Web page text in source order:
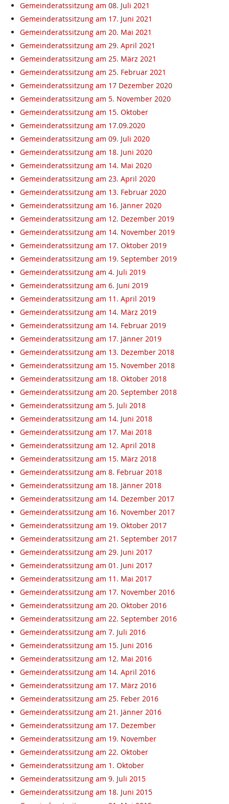
Gemeinderatssitzung am 08. Juli 2021
Gemeinderatssitzung am 17. Juni 2021
Gemeinderatssitzung am 20. Mai 2021
Gemeinderatssitzung am 29. April 2021
Gemeinderatssitzung am 25. März 2021
Gemeinderatssitzung am 25. Februar 2021
Gemeinderatssitzung am 17 Dezember 2020
Gemeinderatssitzung am 5. November 2020
Gemeinderatssitzung am 15. Oktober
Gemeinderatssitzung am 17.09.2020
Gemeinderatssitzung am 09. Juli 2020
Gemeinderatssitzung am 18. Juni 2020
Gemeinderatssitzung am 14. Mai 2020
Gemeinderatssitzung am 23. April 2020
Gemeinderatssitzung am 13. Februar 2020
Gemeinderatssitzung am 16. Jänner 2020
Gemeinderatssitzung am 12. Dezember 2019
Gemeinderatssitzung am 14. November 2019
Gemeinderatssitzung am 17. Oktober 2019
Gemeinderatssitzung am 19. September 2019
Gemeinderatssitzung am 4. Juli 2019
Gemeinderatssitzung am 6. Juni 2019
Gemeinderatssitzung am 11. April 2019
Gemeinderatssitzung am 14. März 2019
Gemeinderatssitzung am 14. Februar 2019
Gemeinderatssitzung am 17. Jänner 2019
Gemeinderatssitzung am 13. Dezember 2018
Gemeinderatssitzung am 15. November 2018
Gemeinderatssitzung am 18. Oktober 2018
Gemeinderatssitzung am 20. September 2018
Gemeinderatssitzung am 5. Juli 2018
Gemeinderatssitzung am 14. Juni 2018
Gemeinderatssitzung am 17. Mai 2018
Gemeinderatssitzung am 12. April 2018
Gemeinderatssitzung am 15. März 2018
Gemeinderatssitzung am 8. Februar 2018
Gemeinderatssitzung am 18. Jänner 2018
Gemeinderatssitzung am 14. Dezember 2017
Gemeinderatssitzung am 16. November 2017
Gemeinderatssitzung am 19. Oktober 2017
Gemeinderatssitzung am 21. September 2017
Gemeinderatssitzung am 29. Juni 2017
Gemeinderatssitzung am 01. Juni 2017
Gemeinderatssitzung am 11. Mai 2017
Gemeinderatssitzung am 17. November 2016
Gemeinderatssitzung am 20. Oktober 2016
Gemeinderatssitzung am 22. September 2016
Gemeinderatssitzung am 7. Juli 2016
Gemeinderatssitzung am 15. Juni 2016
Gemeinderatssitzung am 12. Mai 2016
Gemeinderatssitzung am 14. April 2016
Gemeinderatssitzung am 17. März 2016
Gemeinderatssitzung am 25. Feber 2016
Gemeinderatssitzung am 21. Jänner 2016
Gemeinderatssitzung am 17. Dezember
Gemeinderatssitzung am 19. November
Gemeinderatssitzung am 22. Oktober
Gemeinderatssitzung am 1. Oktober
Gemeinderatssitzung am 9. Juli 2015
Gemeinderatssitzung am 18. Juni 2015